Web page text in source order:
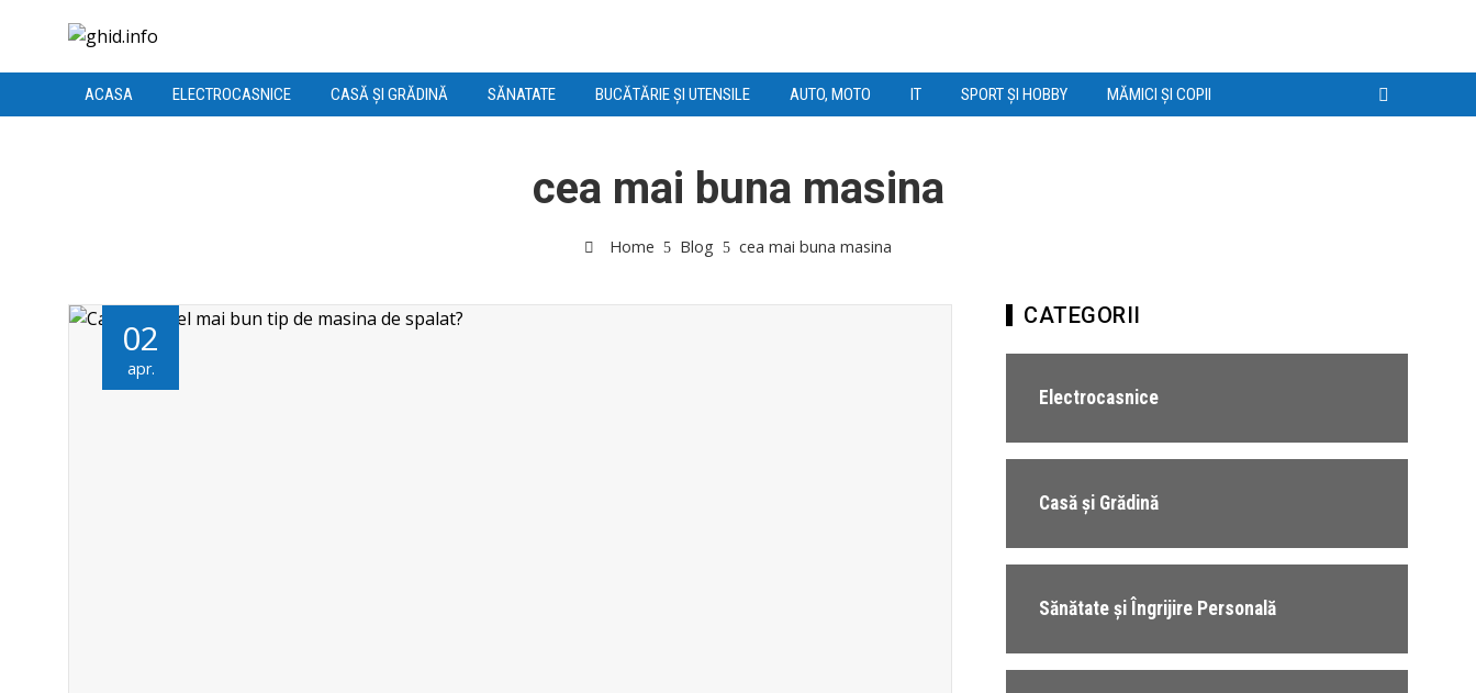
ACASA ELECTROCASNICE CASĂ ȘI GRĂDINĂ SĂNATATE BUCĂTĂRIE ȘI UTENSILE AUTO, MOTO IT SPORT ȘI HOBBY MĂMICI ȘI COPII
cea mai buna masina
Home Blog cea mai buna masina
02
apr.
CATEGORII
Electrocasnice
Casă și Grădină
Sănătate și Îngrijire Personală